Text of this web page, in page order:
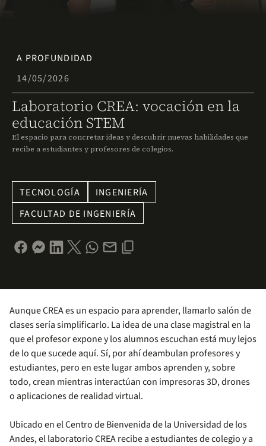
A PROFUNDIDAD
14/05/2026
Laboratorio CREA: vocación en la
educación STEM
El espacio para concretar ideas y descubrir nuevas habilidades que
recibe a estudiantes y profesores de colegios.
TECNOLOGÍA
INGENIERÍA
FACULTAD DE INGENIERÍA
Aunque CREA es un espacio para aprender, llamarlo salón de
clases sería simplificarlo. La idea de una clase magistral en la
que el profesor expone y los alumnos escuchan está muy lejos
de lo que sucede aquí. Sí, por ahí deambulan profesores y
estudiantes, pero en este lugar ambos aprenden y, sobre
todo, crean mientras interactúan con impresoras 3D, drones
o aplicaciones de realidad virtual.
Ubicado en el Centro de Bienvenida de la Universidad de los
Andes, el laboratorio CREA recibe a estudiantes de colegio y a